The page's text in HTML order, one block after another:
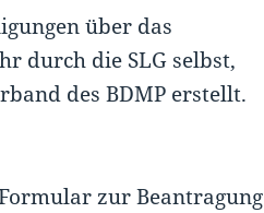
über das
durch die SLG selbst,
des BDMP erstellt.
zur Beantragung